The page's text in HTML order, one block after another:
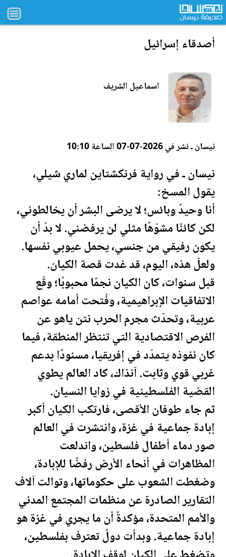
أصدقاء إسرائيل
اسماعيل الشريف
نيسان ـ نشر في 2026-07-07 الساعة 10:10
نيسان ـ في رواية فرنكشتاين لماري شيلي،
يقول المسخ:
أنا وحيدٌ وبائس؛ لا يرضى البشر أن يخالطوني،
لكن كائنًا مشوّهًا مثلي لن يرفضني. لا بدّ أن
يكون رفيقي من جنسي، يحمل عيوبي نفسها.
ولعلّ هذه، اليوم، قد غدت قصة الكيان.
قبل سنوات، كان الكيان نجمًا محبوبًا؛ وقّع
الاتفاقيات الإبراهيمية، وفُتحت أمامه عواصم
عربية، وتحدّث مجرم الحرب نتن ياهو عن
الفرص الاقتصادية التي تنتظر المنطقة، فيما
كان نفوذه يتمدّد في إفريقيا، مسنودًا بدعم
غربي قوي وثابت. آنذاك، كاد العالم يطوي
القضية الفلسطينية في زوايا النسيان.
ثم جاء طوفان الأقصى، فارتكب الكيان أكبر
إبادة جماعية في غزة، وانتشرت في العالم
صور دماء أطفالفلسطين، واندلعت
المظاهرات في أنحاء الأرض رفضًا للإبادة،
وضغطت الشعوب على حكوماتها، وتوالت آلاف
التقارير الصادرة عن منظمات المجتمع المدني
والأمم المتحدة، مؤكدةً أن ما يجري في غزة هو
إبادة جماعية. وبدأت دولٌ تعترف بفلسطين،